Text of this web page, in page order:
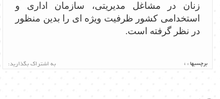
زنان در مشاغل مدیریتی، سازمان اداری و
استخدامی کشور ظرفیت ویژه ای را بدین منظور
در نظر گرفته است.
برچسبها : ، به اشتراک بگذارید: